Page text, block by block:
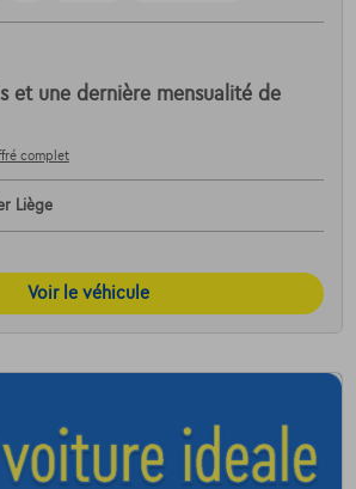
et une dernière mensualité de
complet
Liège
Voir le véhicule